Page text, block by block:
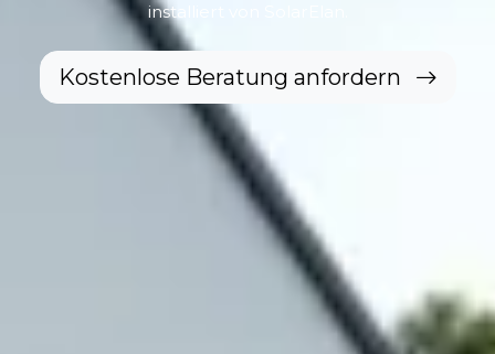
installiert von SolarElan.
Kostenlose Beratung anfordern